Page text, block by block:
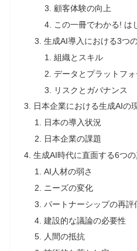
顧客体験の向上
この一冊でわかる! は
生成AI導入における3つ
組織とスキル
データとプラットフォ
リスクとガバナンス
日本企業における生成AIの
日本の導入状況
日本企業の課題
生成AI時代に直面する6つ
AI人材の弱さ
ニーズの変化
パートナーシップの再評
建設的な議論の必要性
人間の抵抗